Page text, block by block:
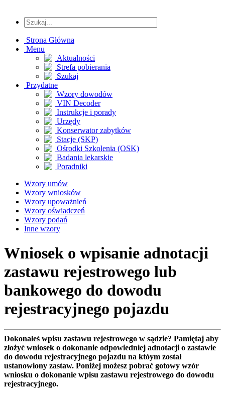
Strona Główna
Menu
Aktualności
Strefa pobierania
Szukaj
Przydatne
Wzory dowodów
VIN Decoder
Instrukcje i porady
Urzędy
Konserwator zabytków
Stacje (SKP)
Ośrodki Szkolenia (OSK)
Badania lekarskie
Poradniki
Wzory umów
Wzory wniosków
Wzory upoważnień
Wzory oświadczeń
Wzory podań
Inne wzory
Wniosek o wpisanie adnotacji
zastawu rejestrowego lub
bankowego do dowodu
rejestracyjnego pojazdu
Dokonałeś wpisu zastawu rejestrowego w sądzie? Pamiętaj aby
złożyć wniosek o dokonanie odpowiedniej adnotacji o zastawie
do dowodu rejestracyjnego pojazdu na któym został
ustanowiony zastaw. Poniżej możesz pobrać gotowy wzór
wniosku o dokonanie wpisu zastawu rejestrowego do dowodu
rejestracyjnego.